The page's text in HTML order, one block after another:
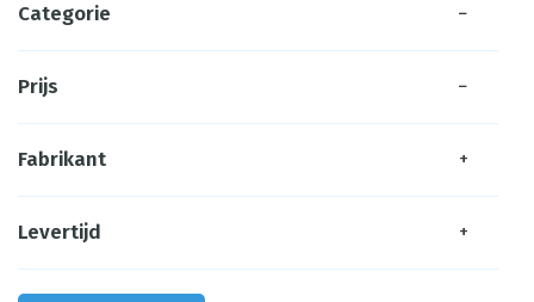
Categorie −
Prijs −
Fabrikant +
Levertijd +